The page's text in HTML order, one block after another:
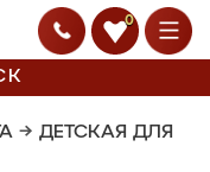
0
→ ДЕТСКАЯ ДЛЯ